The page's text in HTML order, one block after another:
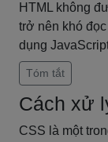
HTML không
trở nên khó
dụng
Tóm tắt
Cách xử
CSS là một